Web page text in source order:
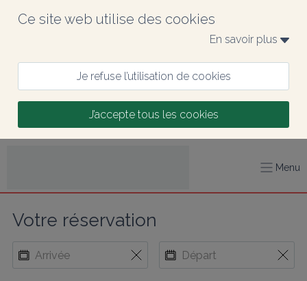
Ce site web utilise des cookies
En savoir plus
Je refuse l’utilisation de cookies
J’accepte tous les cookies
Menu
Votre réservation